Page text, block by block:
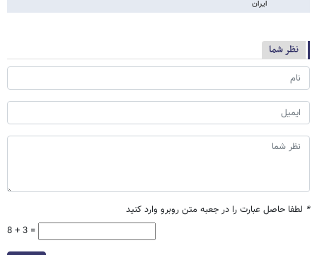
ایران
نظر شما
* لطفا حاصل عبارت را در جعبه متن روبرو وارد کنید
8 + 3 =